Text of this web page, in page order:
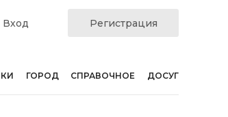
Вход Регистрация
ГОРОД СПРАВОЧНОЕ ДОСУГ